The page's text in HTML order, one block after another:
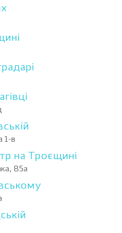
1-в
на Троєщині
85а